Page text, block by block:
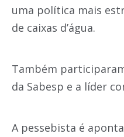
uma política mais
de caixas d’água.
Também
da Sabesp e a líder
A pessebista é